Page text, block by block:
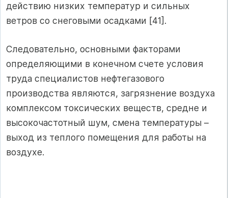
действию низких температур и сильных
ветров со снеговыми осадками [41].
Следовательно, основными факторами
определяющими в конечном счете условия
труда специалистов нефтегазового
производства являются, загрязнение воздуха
комплексом токсических веществ, средне и
высокочастотный шум, смена температуры –
выход из теплого помещения для работы на
воздухе.